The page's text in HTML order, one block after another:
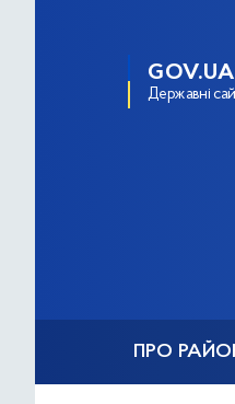
GOV.UA
Державні
ПРО